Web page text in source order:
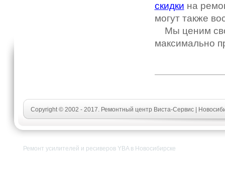
скидки на
могут также
Мы ценим
максимально
Copyright © 2002 - 2017. Ремонтный центр Виста-Сервис |
Ремонт усилителей и ресиверов YBA в Новосибирске